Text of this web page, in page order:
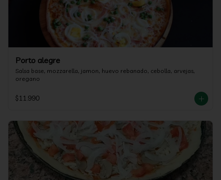
Porto alegre
Salsa base, mozzarella, jamon, huevo rebanado, cebolla, arvejas,
oregano
$11.990